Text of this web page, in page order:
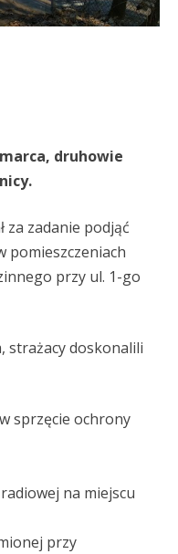
druhowie
za zadanie podjąć
pomieszczeniach
przy ul. 1-go
strażacy doskonalili
sprzęcie ochrony
na miejscu
przy